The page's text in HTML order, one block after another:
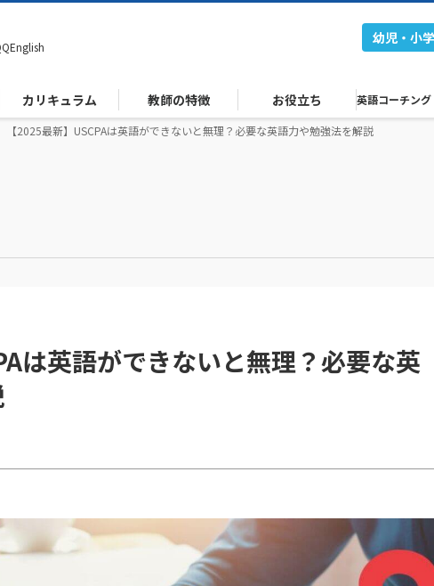
幼児・小
カリキュラム 教師の特徴 お役立ち 英語コーチング
【2025最新】USCPAは英語ができないと無理？必要な英語力や勉強法を解説
は英語ができないと無理？必要な英